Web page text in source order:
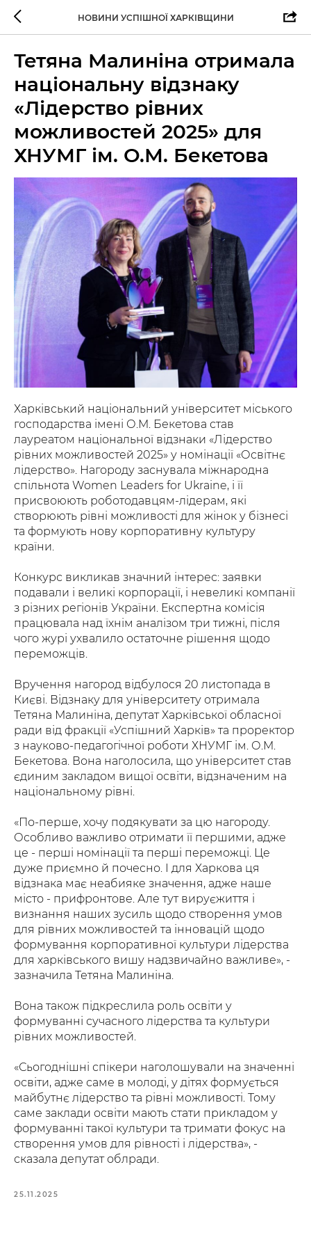
НОВИНИ УСПІШНОЇ ХАРКІВЩИНИ
Тетяна Малиніна отримала
національну відзнаку
«Лідерство рівних
можливостей 2025» для
ХНУМГ ім. О.М. Бекетова
Харківський національний університет міського
господарства імені О.М. Бекетова став
лауреатом національної відзнаки «Лідерство
рівних можливостей 2025» у номінації «Освітнє
лідерство». Нагороду заснувала міжнародна
спільнота Women Leaders for Ukraine, і її
присвоюють роботодавцям-лідерам, які
створюють рівні можливості для жінок у бізнесі
та формують нову корпоративну культуру
країни.
Конкурс викликав значний інтерес: заявки
подавали і великі корпорації, і невеликі компанії
з різних регіонів України. Експертна комісія
працювала над їхнім аналізом три тижні, після
чого журі ухвалило остаточне рішення щодо
переможців.
Вручення нагород відбулося 20 листопада в
Києві. Відзнаку для університету отримала
Тетяна Малиніна, депутат Харківської обласної
ради від фракції «Успішний Харків» та проректор
з науково-педагогічної роботи ХНУМГ ім. О.М.
Бекетова. Вона наголосила, що університет став
єдиним закладом вищої освіти, відзначеним на
національному рівні.
«По-перше, хочу подякувати за цю нагороду.
Особливо важливо отримати її першими, адже
це - перші номінації та перші переможці. Це
дуже приємно й почесно. І для Харкова ця
відзнака має неабияке значення, адже наше
місто - прифронтове. Але тут вируєжиття і
визнання наших зусиль щодо створення умов
для рівних можливостей та інновацій щодо
формування корпоративної культури лідерства
для харківського вишу надзвичайно важливе», -
зазначила Тетяна Малиніна.
Вона також підкреслила роль освіти у
формуванні сучасного лідерства та культури
рівних можливостей.
«Сьогоднішні спікери наголошували на значенні
освіти, адже саме в молоді, у дітях формується
майбутнє лідерство та рівні можливості. Тому
саме заклади освіти мають стати прикладом у
формуванні такої культури та тримати фокус на
створення умов для рівності і лідерства», -
сказала депутат облради.
25.11.2025